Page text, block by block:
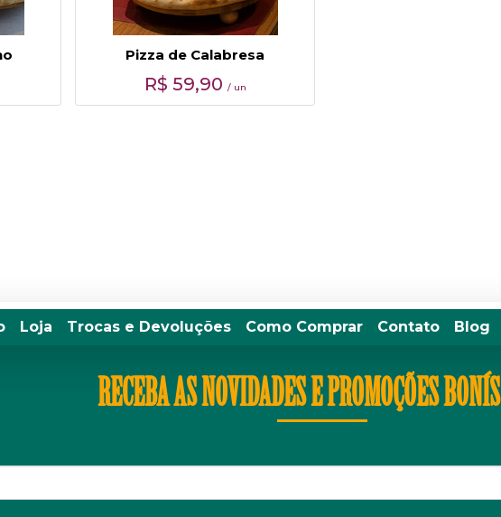
Pizza de Calabresa
R$ 59,90 / un
Loja Trocas e Devoluções Como Comprar Contato Blog
RECEBA AS NOVIDADES E PROMOÇÕES